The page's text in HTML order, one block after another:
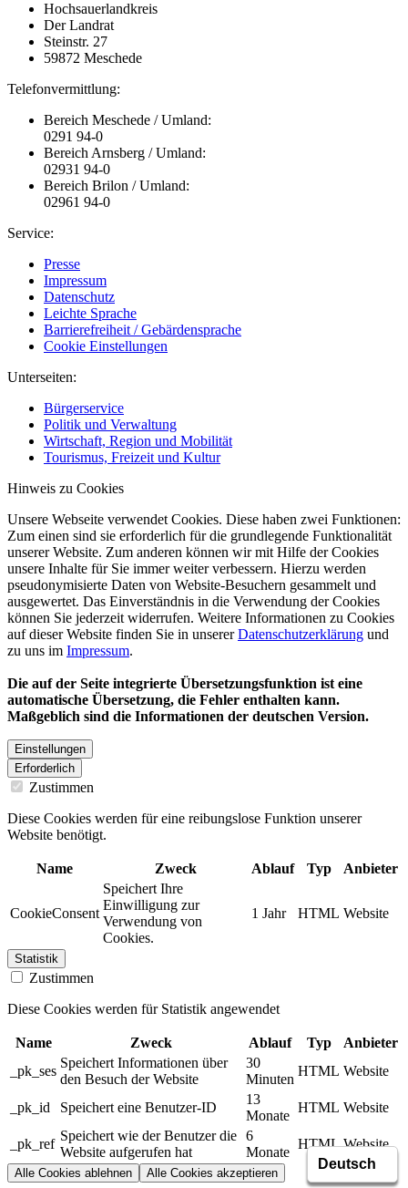
Hochsauerlandkreis
Der Landrat
Steinstr. 27
59872 Meschede
Telefonvermittlung:
Bereich Meschede / Umland:
0291 94-0
Bereich Arnsberg / Umland:
02931 94-0
Bereich Brilon / Umland:
02961 94-0
Service:
Presse
Impressum
Datenschutz
Leichte Sprache
Barrierefreiheit / Gebärdensprache
Cookie Einstellungen
Unterseiten:
Bürgerservice
Politik und Verwaltung
Wirtschaft, Region und Mobilität
Tourismus, Freizeit und Kultur
Hinweis zu Cookies
Unsere Webseite verwendet Cookies. Diese haben zwei Funktionen:
Zum einen sind sie erforderlich für die grundlegende Funktionalität
unserer Website. Zum anderen können wir mit Hilfe der Cookies
unsere Inhalte für Sie immer weiter verbessern. Hierzu werden
pseudonymisierte Daten von Website-Besuchern gesammelt und
ausgewertet. Das Einverständnis in die Verwendung der Cookies
können Sie jederzeit widerrufen. Weitere Informationen zu Cookies
auf dieser Website finden Sie in unsererDatenschutzerklärung und
zu uns im Impressum.
Die auf der Seite integrierte Übersetzungsfunktion ist eine
automatische Übersetzung, die Fehler enthalten kann.
Maßgeblich sind die Informationen der deutschen Version.
Einstellungen
Erforderlich
Zustimmen
Diese Cookies werden für eine reibungslose Funktion unserer
Website benötigt.
Name Zweck Ablauf Typ Anbieter
CookieConsent
Speichert Ihre
Einwilligung zur
Verwendung von
Cookies.
1 Jahr HTML Website
Statistik
Zustimmen
Diese Cookies werden für Statistik angewendet
Name Zweck Ablauf Typ
Anbieter
_pk_ses
Speichert Informationen über
den Besuch der Website
30
Minuten
HTML Website
_pk_id Speichert eine Benutzer-ID
13
Monate
HTML Website
_pk_ref
Speichert wie der Benutzer die
Website aufgerufen hat
6
Monate
HTML Website
Alle Cookies ablehnen Alle Cookies akzeptieren